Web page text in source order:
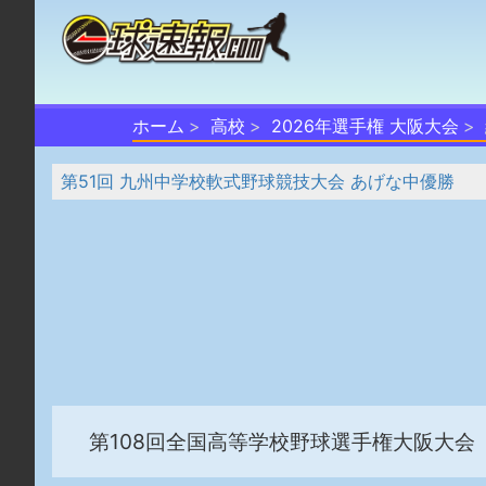
ホーム 高校 2026年選手権 大阪大会
第51回 九州中学校軟式野球競技大会 あげな中優勝
第108回全国高等学校野球選手権大阪大会